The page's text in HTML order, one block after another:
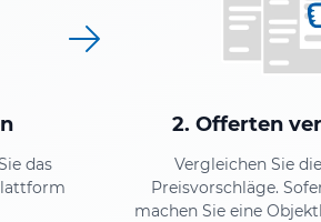
das
2. Offerten
Vergleichen Sie
Preisvorschläge.
machen Sie eine